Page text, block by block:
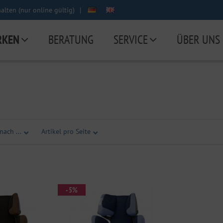
(nur online gültig) |
BERATUNG SERVICE ÜBER UNS
... Artikel pro Seite
- 5%